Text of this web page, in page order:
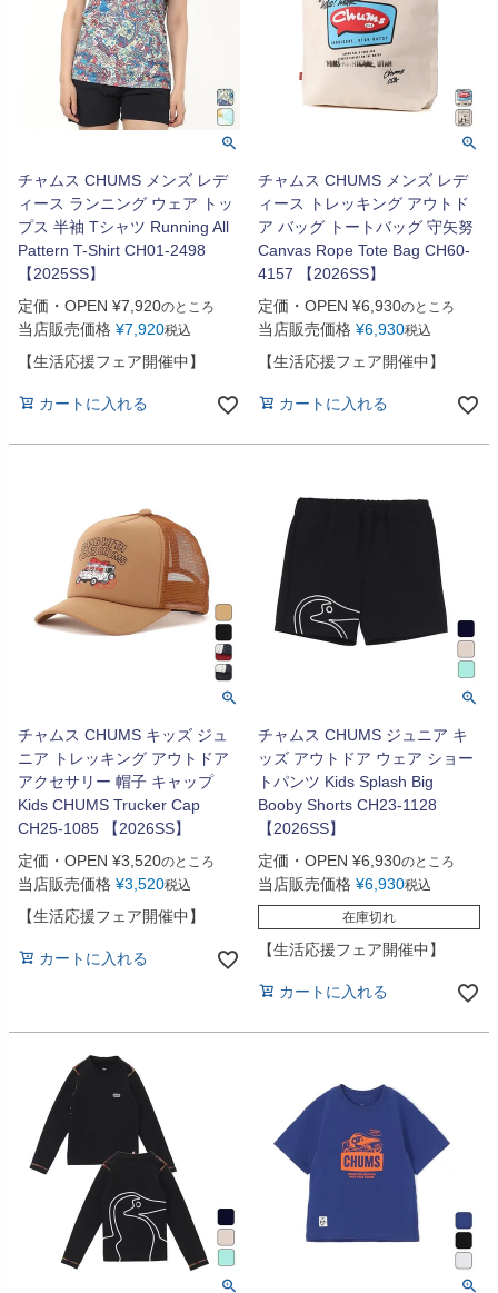
チャムス CHUMS メンズ レデ
ィース ランニング ウェア トッ
プス 半袖 Tシャツ Running All
Pattern T-Shirt CH01-2498
【2025SS】
定価・OPEN ¥7,920のところ
当店販売価格 ¥7,920税込
【生活応援フェア開催中】
カートに入れる
チャムス CHUMS メンズ レデ
ィース トレッキング アウトド
ア バッグ トートバッグ 守矢努
Canvas Rope Tote Bag CH60-
4157 【2026SS】
定価・OPEN ¥6,930のところ
当店販売価格 ¥6,930税込
【生活応援フェア開催中】
カートに入れる
チャムス CHUMS キッズ ジュ
ニア トレッキング アウトドア
アクセサリー 帽子 キャップ
Kids CHUMS Trucker Cap
CH25-1085 【2026SS】
定価・OPEN ¥3,520のところ
当店販売価格 ¥3,520税込
【生活応援フェア開催中】
カートに入れる
チャムス CHUMS ジュニア キ
ッズ アウトドア ウェア ショー
トパンツ Kids Splash Big
Booby Shorts CH23-1128
【2026SS】
定価・OPEN ¥6,930のところ
当店販売価格 ¥6,930税込
在庫切れ
【生活応援フェア開催中】
カートに入れる